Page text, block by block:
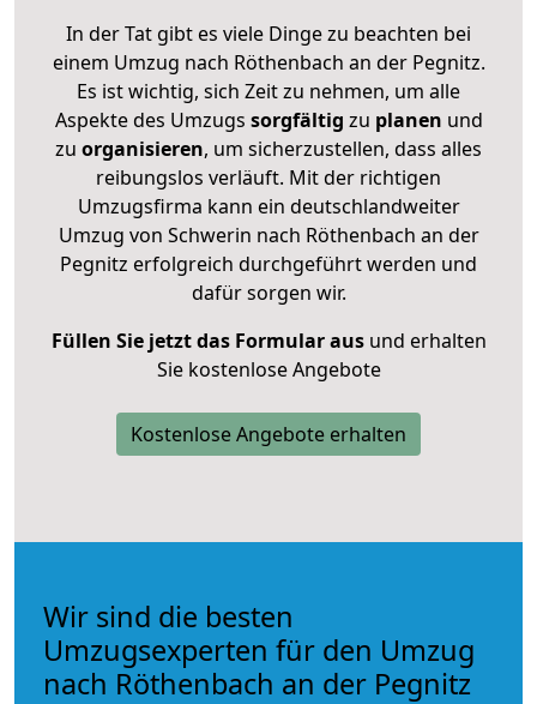
In der Tat gibt es viele Dinge zu beachten bei
einem Umzug nach Röthenbach an der Pegnitz.
Es ist wichtig, sich Zeit zu nehmen, um alle
Aspekte des Umzugs sorgfältig zu planen und
zu organisieren, um sicherzustellen, dass alles
reibungslos verläuft. Mit der richtigen
Umzugsfirma kann ein deutschlandweiter
Umzug von Schwerin nach Röthenbach an der
Pegnitz erfolgreich durchgeführt werden und
dafür sorgen wir.
Füllen Sie jetzt das Formular ausund erhalten
Sie kostenlose Angebote
Kostenlose Angebote erhalten
Wir sind die besten
Umzugsexperten für den Umzug
nach Röthenbach an der Pegnitz